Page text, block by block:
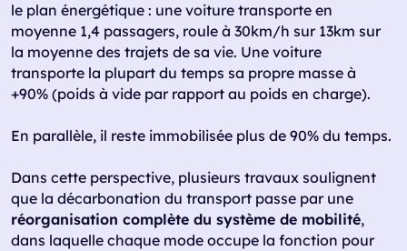
le plan énergétique : une voiture transporte en
moyenne 1,4 passagers, roule à 30km/h sur 13km sur
la moyenne des trajets de sa vie. Une voiture
transporte la plupart du temps sa propre masse à
+90% (poids à vide par rapport au poids en charge).
En parallèle, il reste immobilisée plus de 90% du temps.
Dans cette perspective, plusieurs travaux soulignent
que la décarbonation du transport passe par une
réorganisation complète du système de mobilité,
dans laquelle chaque mode occupe la fonction pour